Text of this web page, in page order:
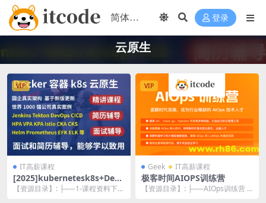
登录
云原生
VIP
IT高薪课程
[2025]kubernetesk8s+Dev
Ops云原生全栈技术基于世界
1000强实战课程
【资源目录】: ├──1-课程资料下载
VIP
Geek IT高薪课程
极客时间AIOPS训练营
【资源目录】: ├──AIOps训练营 |